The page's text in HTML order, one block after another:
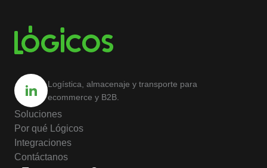
Logística, almacenaje y transporte para
ecommerce y B2B.
Soluciones
Por qué Lógicos
Integraciones
Contáctanos